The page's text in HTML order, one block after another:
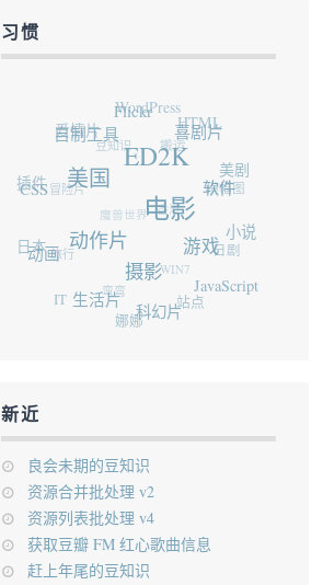
习惯
电影
ED2K
美国
动作片
摄影
游戏
软件
喜剧片
Flickr
自制工具
CSS
动画
生活片
科幻片
JavaScript
小说
美剧
HTML
WordPress
爱情片
插件
日本
IT
娜娜
站点
日剧
横幅图
搬运
豆知识
冒险片
旅行
弯弯
WIN7
香港
魔兽世界
新近
良会未期的豆知识
资源合并批处理 v2
资源列表批处理 v4
获取豆瓣 FM 红心歌曲信息
赶上年尾的豆知识